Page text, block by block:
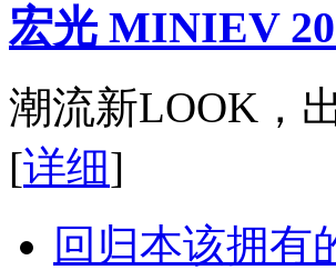
宏光 MINIEV
潮流新LOOK，
[详细]
回归本该拥有